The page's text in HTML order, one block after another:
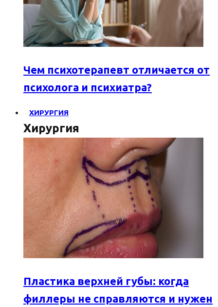
Чем психотерапевт отличается от
психолога и психиатра?
ХИРУРГИЯ
Хирургия
Пластика верхней губы: когда
филлеры не справляются и нужен